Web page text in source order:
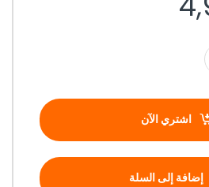
اشتري الآن
إضافة إلى السلة